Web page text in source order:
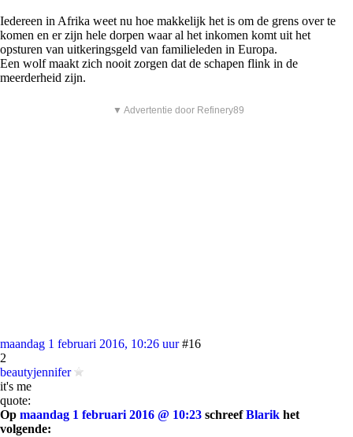
Iedereen in Afrika weet nu hoe makkelijk het is om de grens over te
komen en er zijn hele dorpen waar al het inkomen komt uit het
opsturen van uitkeringsgeld van familieleden in Europa.
Een wolf maakt zich nooit zorgen dat de schapen flink in de
meerderheid zijn.
▼ Advertentie door Refinery89
maandag 1 februari 2016, 10:26 uur #16
2
beautyjennifer
it's me
quote:
Op maandag 1 februari 2016 @ 10:23 schreefBlarik het
volgende: